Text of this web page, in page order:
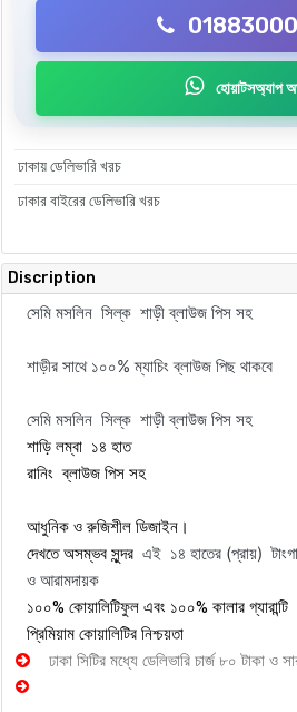
হোয়াটসঅ্যাপ
ঢাকায় ডেলিভারি খরচ
ঢাকার বাইরের ডেলিভারি খরচ
Discription
সেমি মসলিন সিল্ক শাড়ী ব্লাউজ পিস সহ
শাড়ীর সাথে ১০০% ম্যাচিং ব্লাউজ পিছ থাকবে
সেমি মসলিন সিল্ক শাড়ী ব্লাউজ পিস সহ
শাড়ি লম্বা ১৪ হাত
রানিং ব্লাউজ পিস সহ
আধুনিক ও রুজিশীল ডিজাইন।
দেখতে অসম্ভব সুন্দর এই ১৪ হাতের (প্রায়)
ও আরামদায়ক
১০০% কোয়ালিটিফুল এবং ১০০% কালার গ্যারান্টি
প্রিমিয়াম কোয়ালিটির নিশ্চয়তা
ঢাকা সিটির মধ্যে ডেলিভারি চার্জ ৮০ টাকা ও